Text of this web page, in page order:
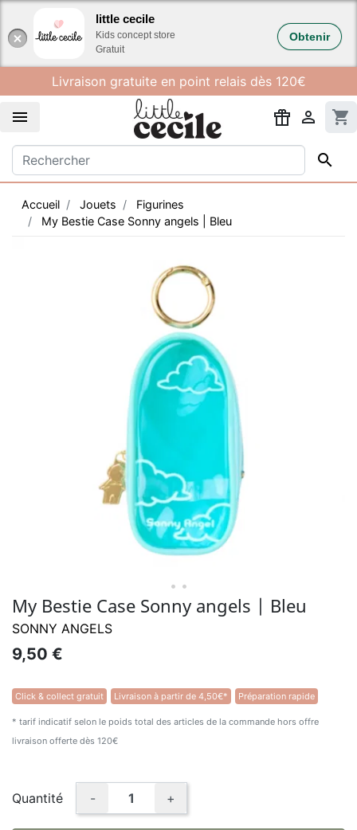
little cecile
Kids concept store
Gratuit
Obtenir
Livraison gratuite en point relais dès 120€
  shopping_cart

Accueil Jouets
Figurines
My Bestie Case Sonny angels | Bleu
• •
My Bestie Case Sonny angels | Bleu
SONNY ANGELS
9,50 €
Click & collect gratuit Livraison à partir de 4,50€* Préparation rapide
* tarif indicatif selon le poids total des articles de la commande hors offre
livraison offerte dès 120€
Quantité - +